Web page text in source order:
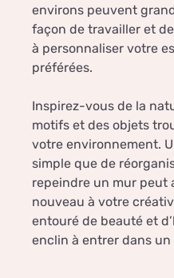
environs peuvent
façon de travailler et
à personnaliser votre
préférées.
Inspirez-vous de la
motifs et des objets
votre environnement.
simple que de
repeindre un mur peut
nouveau à votre
entouré de beauté et
enclin à entrer dans un